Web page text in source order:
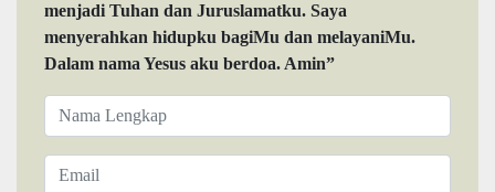
menjadi Tuhan dan Juruslamatku. Saya
menyerahkan hidupku bagiMu dan melayaniMu.
Dalam nama Yesus aku berdoa. Amin”